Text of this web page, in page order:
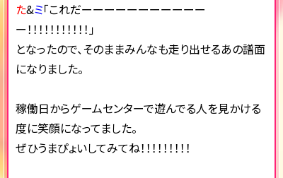
た&ミ「これだーーーーーーーーーーー
ー！！！！！！！！！！！」
となったので、そのままみんなも走り出せるあの譜面
になりました。
稼働日からゲームセンターで遊んでる人を見かける
度に笑顔になってました。
ぜひうまぴょいしてみてね！！！！！！！！！